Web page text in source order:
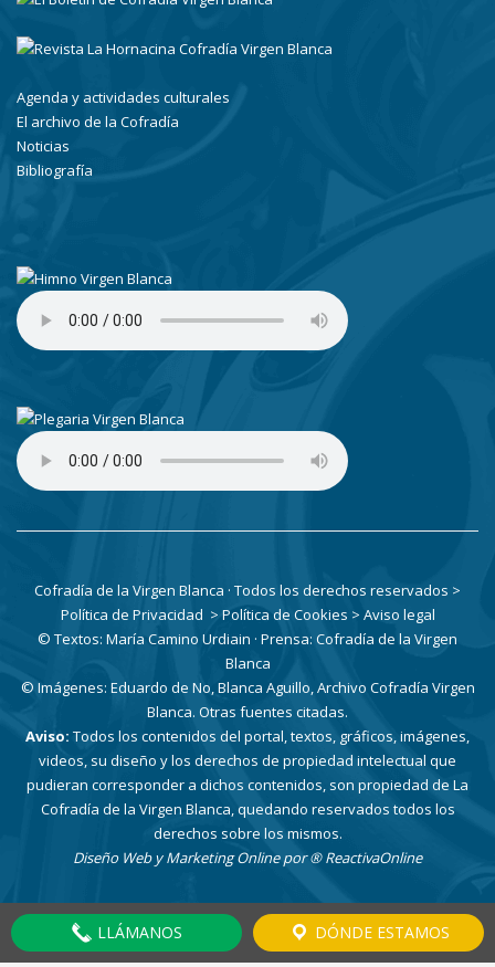
Agenda y actividades culturales
El archivo de la Cofradía
Noticias
Bibliografía
Cofradía de la Virgen Blanca · Todos los derechos reservados >
Política de Privacidad > Política de Cookies > Aviso legal
© Textos: María Camino Urdiain · Prensa: Cofradía de la Virgen
Blanca
© Imágenes: Eduardo de No, Blanca Aguillo, Archivo Cofradía Virgen
Blanca. Otras fuentes citadas.
Aviso: Todos los contenidos del portal, textos, gráficos, imágenes,
videos, su diseño y los derechos de propiedad intelectual que
pudieran corresponder a dichos contenidos, son propiedad de La
Cofradía de la Virgen Blanca, quedando reservados todos los
derechos sobre los mismos.
Diseño Web y Marketing Online por® ReactivaOnline
LLÁMANOS DÓNDE ESTAMOS